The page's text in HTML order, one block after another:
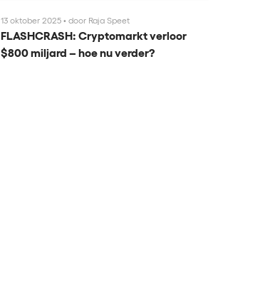
13 oktober 2025 • door Raja Speet
FLASHCRASH: Cryptomarkt verloor
$800 miljard – hoe nu verder?